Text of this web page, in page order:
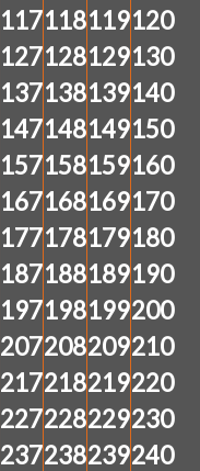
117118119120
127128129130
137138139140
147148149150
157158159160
167168169170
177178179180
187188189190
197198199200
207208209210
217218219220
227228229230
237238239240